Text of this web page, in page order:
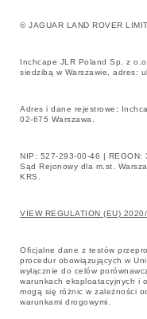
© JAGUAR LAND ROVER
Inchcape JLR Poland Sp. z
siedzibą w Warszawie, adres:
Adres i dane rejestrowe :
02-675 Warszawa.
NIP: 527-293-00-46 |
Sąd Rejonowy dla m.st.
KRS.
VIEW REGULATION (EU)
Oficjalne dane z testów
procedur obowiązujących w
wyłącznie do celów
warunkach eksploatacyjnych i
mogą się różnic w zależności
warunkami drogowymi.